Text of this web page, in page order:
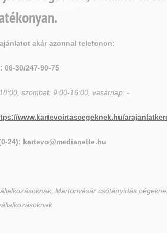
akár azonnal telefonon:
06-30/247-90-75
szombat: 9:00-16:00, vasárnap: -
www.kartevoirtascegeknek.hu/
24): kartevo@medianette.hu
Martonvásár csótányirtás